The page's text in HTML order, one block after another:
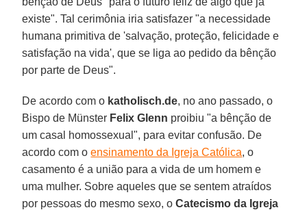
existe". Tal cerimônia iria satisfazer "a necessidade
humana primitiva de 'salvação, proteção, felicidade e
satisfação na vida', que se liga ao pedido da bênção
por parte de Deus".
De acordo com o katholisch.de, no ano passado, o
Bispo de Münster Felix Glenn proibiu "a bênção de
um casal homossexual", para evitar confusão. De
acordo com oensinamento da Igreja Católica, o
casamento é a união para a vida de um homem e
uma mulher. Sobre aqueles que se sentem atraídos
por pessoas do mesmo sexo, oCatecismo da Igreja